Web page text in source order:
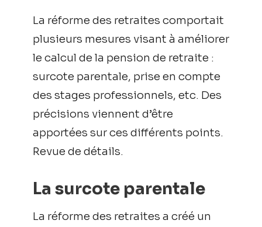
La réforme des retraites comportait
plusieurs mesures visant à améliorer
le calcul de la pension de retraite :
surcote parentale, prise en compte
des stages professionnels, etc. Des
précisions viennent d’être
apportées sur ces différents points.
Revue de détails.
La surcote parentale
La réforme des retraites a créé un